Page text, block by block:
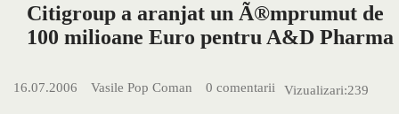
Citigroup a aranjat un Ã®mprumut de
100 milioane Euro pentru A&D Pharma
16.07.2006 Vasile Pop Coman 0 comentarii Vizualizari:239